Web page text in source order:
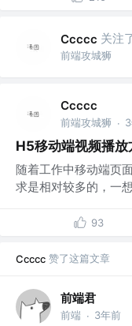
Ccccc 关注
前端攻城狮
Ccccc
前端攻城狮 ·
H5移动端视频播
随着工作中移动端页
求是相对较多的，一
93
Ccccc 赞了这篇文章
前端君
前端 · 3年前